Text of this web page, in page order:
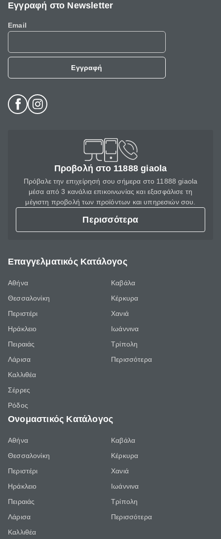
Εγγραφή στο Newsletter
Email
Εγγραφή
Προβολή στο 11888 giaola
Πρόβαλε την επιχείρησή σου σήμερα στο 11888 giaola
μέσα από 3 κανάλια επικοινωνίας και εξασφάλισε τη
μέγιστη προβολή των προϊόντων και υπηρεσιών σου.
Περισσότερα
Επαγγελματικός Κατάλογος
Αθήνα
Θεσσαλονίκη
Περιστέρι
Ηράκλειο
Πειραιάς
Λάρισα
Καλλιθέα
Σέρρες
Ρόδος
Καβάλα
Κέρκυρα
Χανιά
Ιωάννινα
Τρίπολη
Περισσότερα
Ονομαστικός Κατάλογος
Αθήνα
Θεσσαλονίκη
Περιστέρι
Ηράκλειο
Πειραιάς
Λάρισα
Καλλιθέα
Καβάλα
Κέρκυρα
Χανιά
Ιωάννινα
Τρίπολη
Περισσότερα